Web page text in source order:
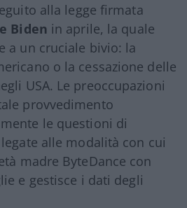
alla legge firmata
Biden in aprile, la quale
a un cruciale bivio: la
o la cessazione delle
USA. Le preoccupazioni
provvedimento
le questioni di
alle modalità con cui
madre ByteDance con
e gestisce i dati degli